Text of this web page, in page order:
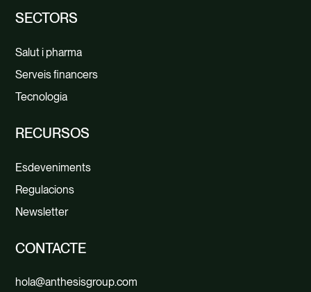
SECTORS
Salut i pharma
Serveis financers
Tecnologia
RECURSOS
Esdeveniments
Regulacions
Newsletter
CONTACTE
hola@anthesisgroup.com